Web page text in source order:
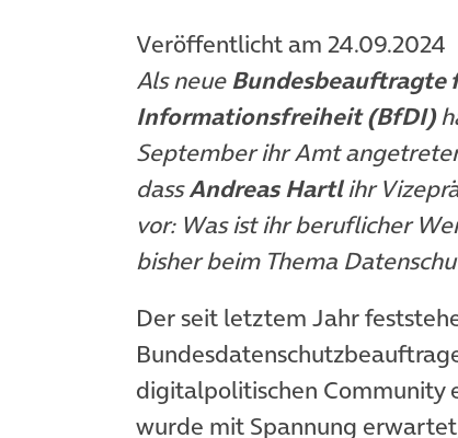
Veröffentlicht am 24.09.2024
Als neueBundesbeauftragte
Informationsfreiheit (BfDI)
September ihr Amt
dassAndreas Hartlihr
vor: Was ist ihr beruflicher
bisher beim Thema
Der seit letztem Jahr
digitalpolitischen Community
wurde mit Spannung